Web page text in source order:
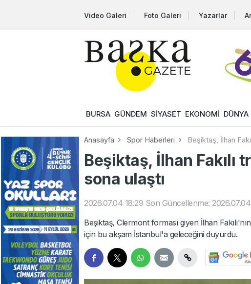
Video Galeri Foto Galeri Yazarlar
BURSA GÜNDEM SİYASET EKONOMİ DÜNYA
Anasayfa Spor Haberleri Beşiktaş, İlhan
Beşiktaş, İlhan Fakılı
sona ulaştı
2026.07.04 18:29 Son Güncellenme:
Beşiktaş, Clermont forması giyen İlhan
için bu akşam İstanbul'a geleceğini duyurdu.